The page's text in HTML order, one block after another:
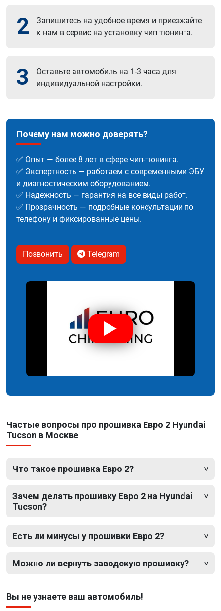
2
Запишитесь на удобное время и приезжайте
к нам в сервис на установку чип тюнинга.
3
Оставьте автомобиль на 1-3 часа для
индивидуальной настройки.
Почему нам можно доверять?
✅ Опыт — более 8 лет в сфере чип-тюнинга.
✅ Экспертность — работаем с современными ЭБУ
и диагностическим оборудованием.
✅ Надежность — гарантия на все виды работ.
✅ Прозрачность — подробные консультации по
телефону и фиксированные цены.
Позвонить Telegram
Частые вопросы про прошивка Евро 2 Hyundai
Tucson в Москве
Что такое прошивка Евро 2?
Зачем делать прошивку Евро 2 на Hyundai
Tucson?
Есть ли минусы у прошивки Евро 2?
Можно ли вернуть заводскую прошивку?
Вы не узнаете ваш автомобиль!